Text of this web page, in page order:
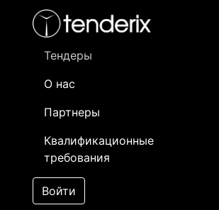
Тендеры
О нас
Партнеры
Квалификационные
требования
Войти
- активный лот
- сохраненный лот (не опубликован)
Закупка: Перевозка
г.Алматы (РК) -
г.Костанай (РК)
[Завершен]
Победитель выбран